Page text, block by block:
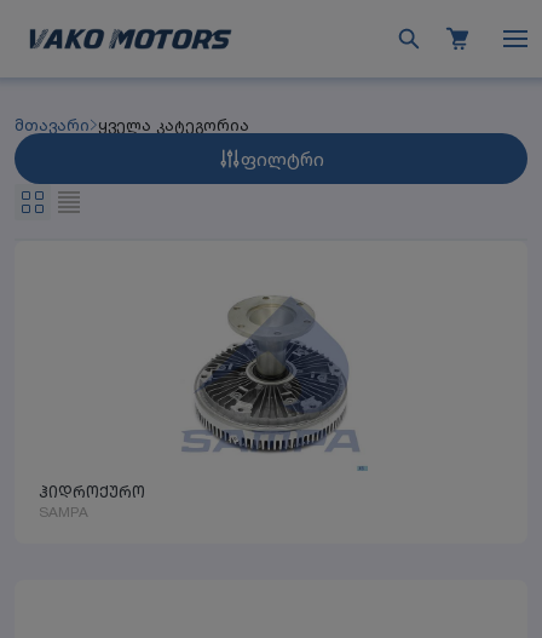
მთავარი ყველა კატეგორია
ფილტრი
ჰიდროქურო
SAMPA